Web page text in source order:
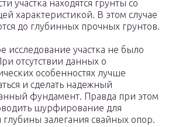
участка находятся грунты со
характеристикой. В этом случае
до глубинных прочных грунтов.
исследование участка не было
отсутствии данных о
особенностях лучше
и сделать надежный
фундамент. Правда при этом
шурфирование для
залегания свайных опор.